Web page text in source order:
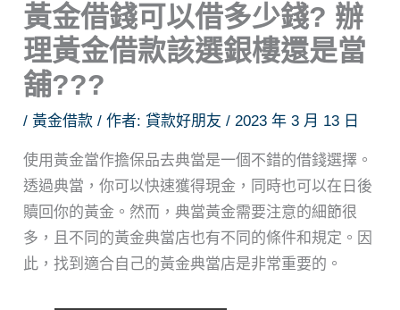
黃金借錢可以借多少錢? 辦
理黃金借款該選銀樓還是當
舖???
/黃金借款 / 作者:貸款好朋友/2023 年 3 月 13 日
使用黃金當作擔保品去典當是一個不錯的借錢選擇。
透過典當，你可以快速獲得現金，同時也可以在日後
贖回你的黃金。然而，典當黃金需要注意的細節很
多，且不同的黃金典當店也有不同的條件和規定。因
此，找到適合自己的黃金典當店是非常重要的。